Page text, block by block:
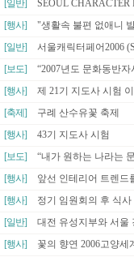
[일반] SEOUL CHARACTER
[행사] "생활속 불편 없애니
[일반] 서울캐릭터페어2006
[보도] “2007년도 문화동반
[행사] 제 21기 지도사 시험
[축제] 구례 산수유꽃 축제
[행사] 43기 지도사 시험
[보도] “내가 원하는 나라는
[행사] 앞선 인테리어 트렌드
[행사] 정기 임원회의 후 식사
[일반] 대전 유성지부와 서울
[행사] 꽃의 향연 2006고양세